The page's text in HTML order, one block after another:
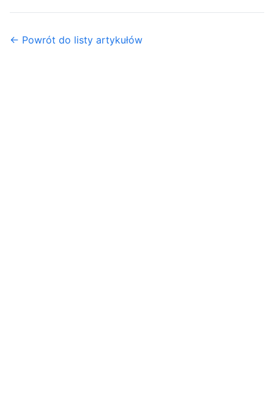
← Powrót do listy artykułów